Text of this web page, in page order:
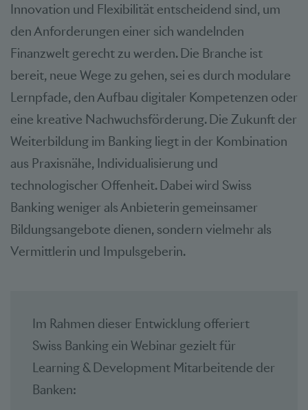
Innovation und Flexibilität entscheidend sind, um
den Anforderungen einer sich wandelnden
Finanzwelt gerecht zu werden. Die Branche ist
bereit, neue Wege zu gehen, sei es durch modulare
Lernpfade, den Aufbau digitaler Kompetenzen oder
eine kreative Nachwuchsförderung. Die Zukunft der
Weiterbildung im Banking liegt in der Kombination
aus Praxisnähe, Individualisierung und
technologischer Offenheit. Dabei wird Swiss
Banking weniger als Anbieterin gemeinsamer
Bildungsangebote dienen, sondern vielmehr als
Vermittlerin und Impulsgeberin.
Im Rahmen dieser Entwicklung offeriert
Swiss Banking ein Webinar gezielt für
Learning & Development Mitarbeitende der
Banken: